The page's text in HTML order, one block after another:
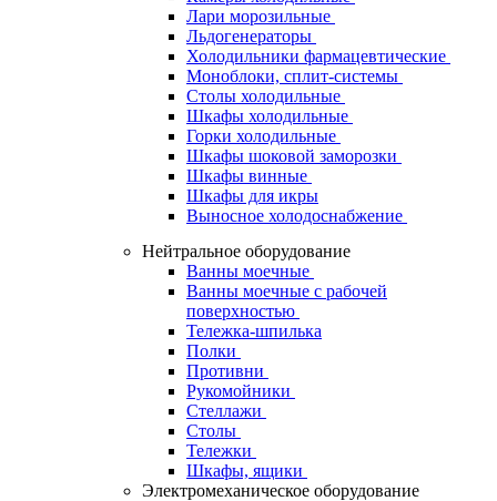
Лари морозильные
Льдогенераторы
Холодильники фармацевтические
Моноблоки, сплит-системы
Столы холодильные
Шкафы холодильные
Горки холодильные
Шкафы шоковой заморозки
Шкафы винные
Шкафы для икры
Выносное холодоснабжение
Нейтральное оборудование
Ванны моечные
Ванны моечные с рабочей
поверхностью
Тележка-шпилька
Полки
Противни
Рукомойники
Стеллажи
Столы
Тележки
Шкафы, ящики
Электромеханическое оборудование